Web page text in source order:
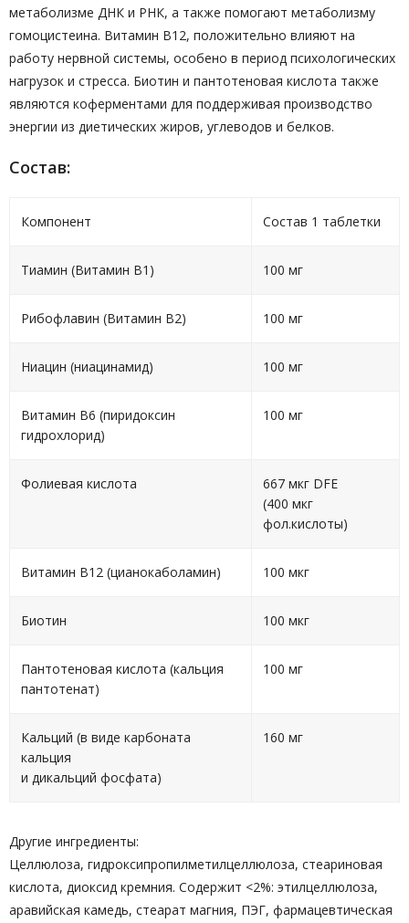
метаболизме ДНК и РНК, а также помогают метаболизму
гомоцистеина. Витамин В12, положительно влияют на
работу нервной системы, особено в период психологических
нагрузок и стресса. Биотин и пантотеновая кислота также
являются коферментами для поддерживая производство
энергии из диетических жиров, углеводов и белков.
Состав:
Компонент Состав 1 таблетки
Тиамин (Витамин В1) 100 мг
Рибофлавин (Витамин В2) 100 мг
Ниацин (ниацинамид) 100 мг
Витамин В6 (пиридоксин
гидрохлорид)
100 мг
Фолиевая кислота
667 мкг DFE
(400 мкг
фол.кислоты)
Витамин В12 (цианокаболамин) 100 мкг
Биотин 100 мкг
Пантотеновая кислота (кальция
пантотенат)
100 мг
Кальций (в виде карбоната
кальция
и дикальций фосфата)
160 мг
Другие ингредиенты:
Целлюлоза, гидроксипропилметилцеллюлоза, стеариновая
кислота, диоксид кремния. Содержит <2%: этилцеллюлоза,
аравийская камедь, стеарат магния, ПЭГ, фармацевтическая